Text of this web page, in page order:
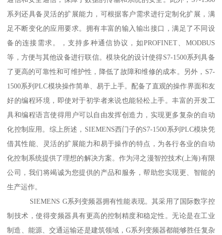
系列还具备灵活的扩展能力，可根据客户需求进行定制化扩展，满
足不断变化的应用要求。拥有丰富的输入输出接口，满足了不同设
备的连接需求。，支持多种通信协议，如PROFINET、MODBUS
等，方便与其他设备进行联信。模块化的设计使得S7-1500系列具备
了更高的可靠性和可维护性，降低了故障和维修的成本。另外，S7-
1500系列PLC模块操作简单、易于上手。配备了直观的操作界面和友
好的编程环境，即使对于初学者来说也能轻松上手。丰富的开发工
具和编程语言使得用户可以自由发挥创造力，实现更多复杂的自动
化控制应用。综上所述，SIEMENS西门子的S7-1500系列PLC模块凭
借其性能、灵活的扩展能力和易于操作的特点，为各行各业的自动
化控制系统提供了理想的解决方案。作为浔之漫智控技术(上海)有限
公司，我们将竭诚为您提供的产品和服务，帮助您实现更、智能的
生产运作。
SIEMENS G系列变频器拥有性能表现。其采用了国际数字控
制技术，使得变频器具有更高的控制精度和稳定性。无论是在工业
制造、能源、交通运输还是建筑领域，G系列变频器都能够胜任复杂